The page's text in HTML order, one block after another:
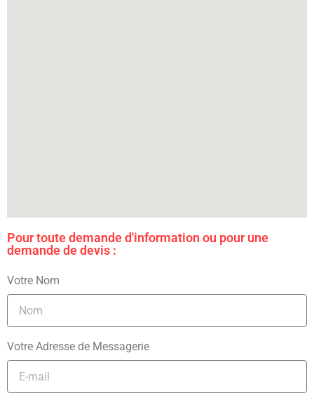
Pour toute demande d'information ou pour une
demande de devis :
Votre Nom
Votre Adresse de Messagerie